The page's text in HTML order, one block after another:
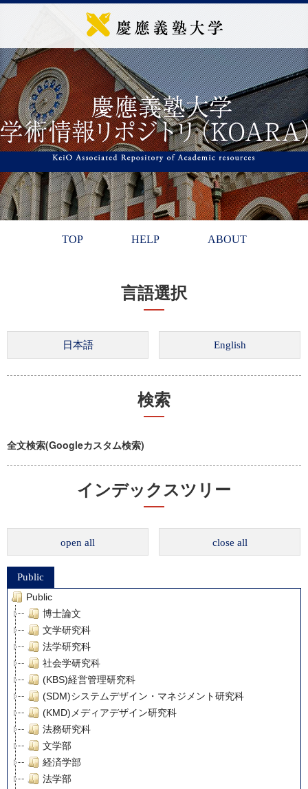
TOP HELP ABOUT
言語選択
検索
全文検索(Googleカスタム検索)
インデックスツリー
open all close all
Public
Public
博士論文
文学研究科
法学研究科
社会学研究科
(KBS)経営管理研究科
(SDM)システムデザイン・マネジメント研究科
(KMD)メディアデザイン研究科
法務研究科
文学部
経済学部
法学部